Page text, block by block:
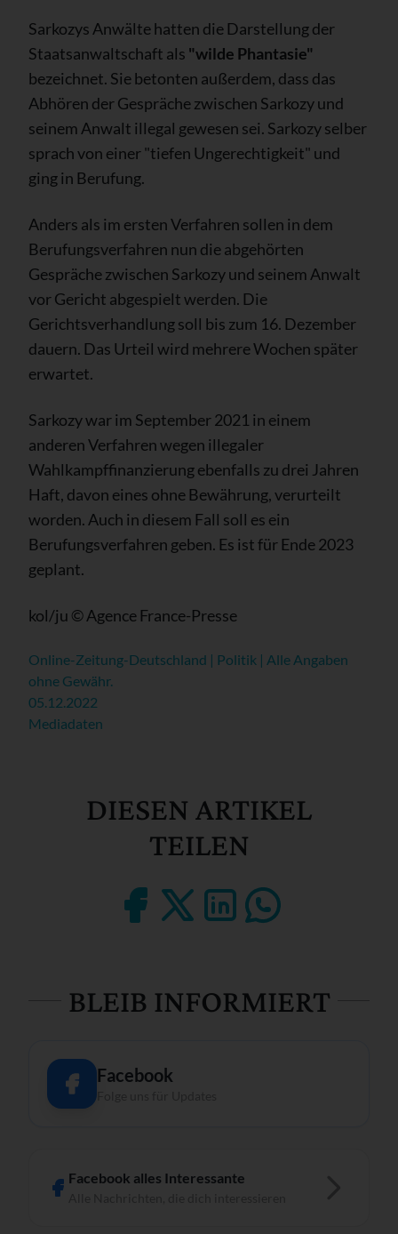
Sarkozys Anwälte hatten die Darstellung der
Staatsanwaltschaft als "wilde Phantasie"
bezeichnet. Sie betonten außerdem, dass das
Abhören der Gespräche zwischen Sarkozy und
seinem Anwalt illegal gewesen sei. Sarkozy selber
sprach von einer "tiefen Ungerechtigkeit" und
ging in Berufung.
Anders als im ersten Verfahren sollen in dem
Berufungsverfahren nun die abgehörten
Gespräche zwischen Sarkozy und seinem Anwalt
vor Gericht abgespielt werden. Die
Gerichtsverhandlung soll bis zum 16. Dezember
dauern. Das Urteil wird mehrere Wochen später
erwartet.
Sarkozy war im September 2021 in einem
anderen Verfahren wegen illegaler
Wahlkampffinanzierung ebenfalls zu drei Jahren
Haft, davon eines ohne Bewährung, verurteilt
worden. Auch in diesem Fall soll es ein
Berufungsverfahren geben. Es ist für Ende 2023
geplant.
kol/ju © Agence France-Presse
Online-Zeitung-Deutschland | Politik | Alle Angaben
ohne Gewähr.
05.12.2022
Mediadaten
DIESEN ARTIKEL
TEILEN
BLEIB INFORMIERT
Facebook
Facebook alles Interessante